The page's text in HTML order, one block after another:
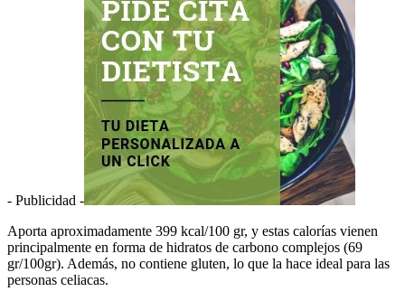
- Publicidad -
Aporta aproximadamente 399 kcal/100 gr, y estas calorías vienen
principalmente en forma de hidratos de carbono complejos (69
gr/100gr). Además, no contiene gluten, lo que la hace ideal para las
personas celiacas.